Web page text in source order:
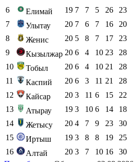
6
Елимай 19 7 7 5 26 23
7
Улытау 20 7 6 7 16 20
8
Женис 20 5 8 7 17 23
9
Кызылжар 20 6 4 10 23 28
10
Тобыл 20 6 4 10 21 28
11
Каспий 20 6 3 11 21 28
12
Кайсар 20 3 11 6 15 22
13
Атырау 19 3 10 6 14 18
14
Жетысу 20 4 7 9 23 30
15
Иртыш 19 3 8 8 19 25
16
Алтай 20 3 7 10 16 30